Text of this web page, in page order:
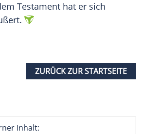
Testament hat er sich
ZURÜCK ZUR STARTSEITE
Inhalt: